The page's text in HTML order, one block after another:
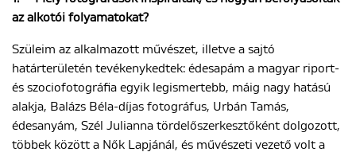
ENGLISH
az alkotói folyamatokat?
Szüleim az alkalmazott művészet, illetve a sajtó
határterületén tevékenykedtek: édesapám a magyar riport-
és szociofotográfia egyik legismertebb, máig nagy hatású
alakja, Balázs Béla-díjas fotográfus, Urbán Tamás,
édesanyám, Szél Julianna tördelőszerkesztőként dolgozott,
többek között a Nők Lapjánál, és művészeti vezető volt a